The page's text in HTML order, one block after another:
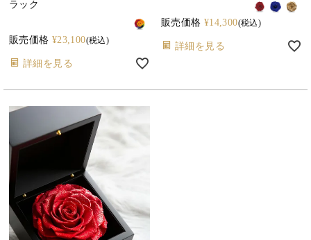
ラック
販売価格 ¥23,100 税込
詳細を見る
販売価格 ¥14,300 税込
詳細を見る